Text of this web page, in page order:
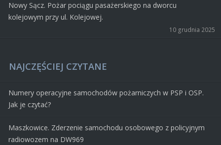
Nowy Sącz. Pożar pociągu pasażerskiego na dworcu
kolejowym przy ul. Kolejowej.
10 grudnia 2025
NAJCZĘŚCIEJ CZYTANE
Numery operacyjne samochodów pożarniczych w PSP i OSP.
Jak je czytać?
Maszkowice. Zderzenie samochodu osobowego z policyjnym
radiowozem na DW969